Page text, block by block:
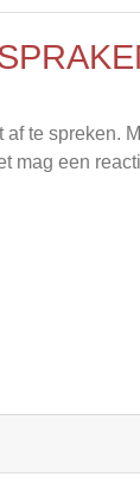
te spreken.
mag een